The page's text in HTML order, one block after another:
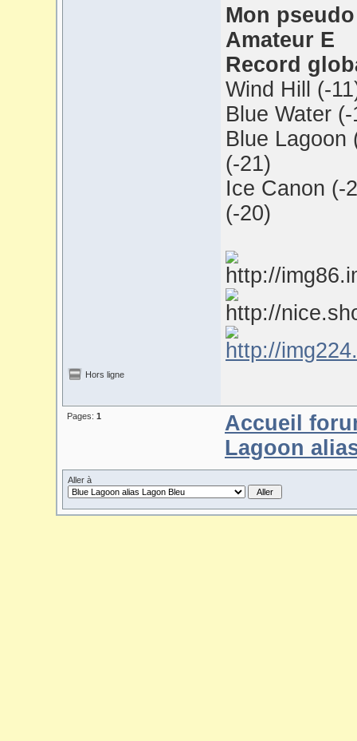
Mon
Amateur E
Record
Wind Hill (-
Blue Water
Blue Lagoon
(-21)
Ice Canon (-
(-20)
Hors ligne
Pages: 1
Accueil
Lagoon
Aller à